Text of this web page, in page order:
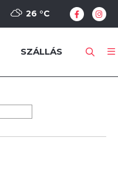
26 °C
SZÁLLÁS